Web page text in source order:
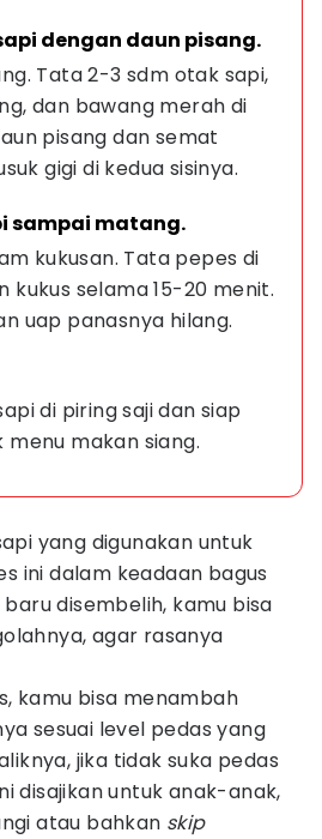
dengan daun pisang.
Tata 2-3 sdm otak sapi,
dan bawang merah di
pisang dan semat
gigi di kedua sisinya.
sampai matang.
kukusan. Tata pepes di
kukus selama 15-20 menit.
uap panasnya hilang.
di piring saji dan siap
makan siang.
yang digunakan untuk
ini dalam keadaan bagus
disembelih, kamu bisa
agar rasanya
kamu bisa menambah
sesuai level pedas yang
jika tidak suka pedas
disajikan untuk anak-anak,
atau bahkan skip